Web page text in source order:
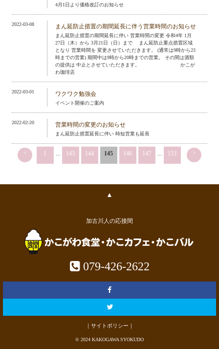
4月1日より価格改訂のお知らせ
2022-03-08 まん延防止措置の期間延長に伴う営業時間のお知らせ
まん延防止措置の期間延長に伴い 営業時間の変更 令和4年 1月
27日（木）から 3月21日（日）まで まん延防止重点措置区域
となり 営業時間を 変更させていただきます。 (通常は9時から23
時までの営業) 期間中は9時から20時までの営業。 その間は酒類
の提供は 中止とさせていただきます。 かこが
わ珈琲店
2022-03-01 ワクワク勉強会
イベント開催のご案内
2022-02-20 営業時間の変更のお知らせ
まん延防止措置延長に伴い 時短営業も延長
< 1 143 144 145 146 147 153 >
▲
加古川人の応接間
079-426-2622
｜サイトポリシー｜
© 2024 KAKOGAWA SYOKUDO